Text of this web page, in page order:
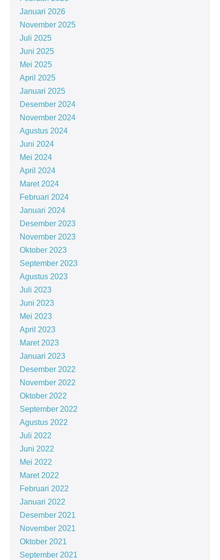
Januari 2026
November 2025
Juli 2025
Juni 2025
Mei 2025
April 2025
Januari 2025
Desember 2024
November 2024
Agustus 2024
Juni 2024
Mei 2024
April 2024
Maret 2024
Februari 2024
Januari 2024
Desember 2023
November 2023
Oktober 2023
September 2023
Agustus 2023
Juli 2023
Juni 2023
Mei 2023
April 2023
Maret 2023
Januari 2023
Desember 2022
November 2022
Oktober 2022
September 2022
Agustus 2022
Juli 2022
Juni 2022
Mei 2022
Maret 2022
Februari 2022
Januari 2022
Desember 2021
November 2021
Oktober 2021
September 2021